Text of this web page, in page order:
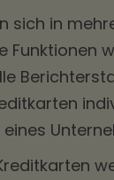
sich in
Funktionen